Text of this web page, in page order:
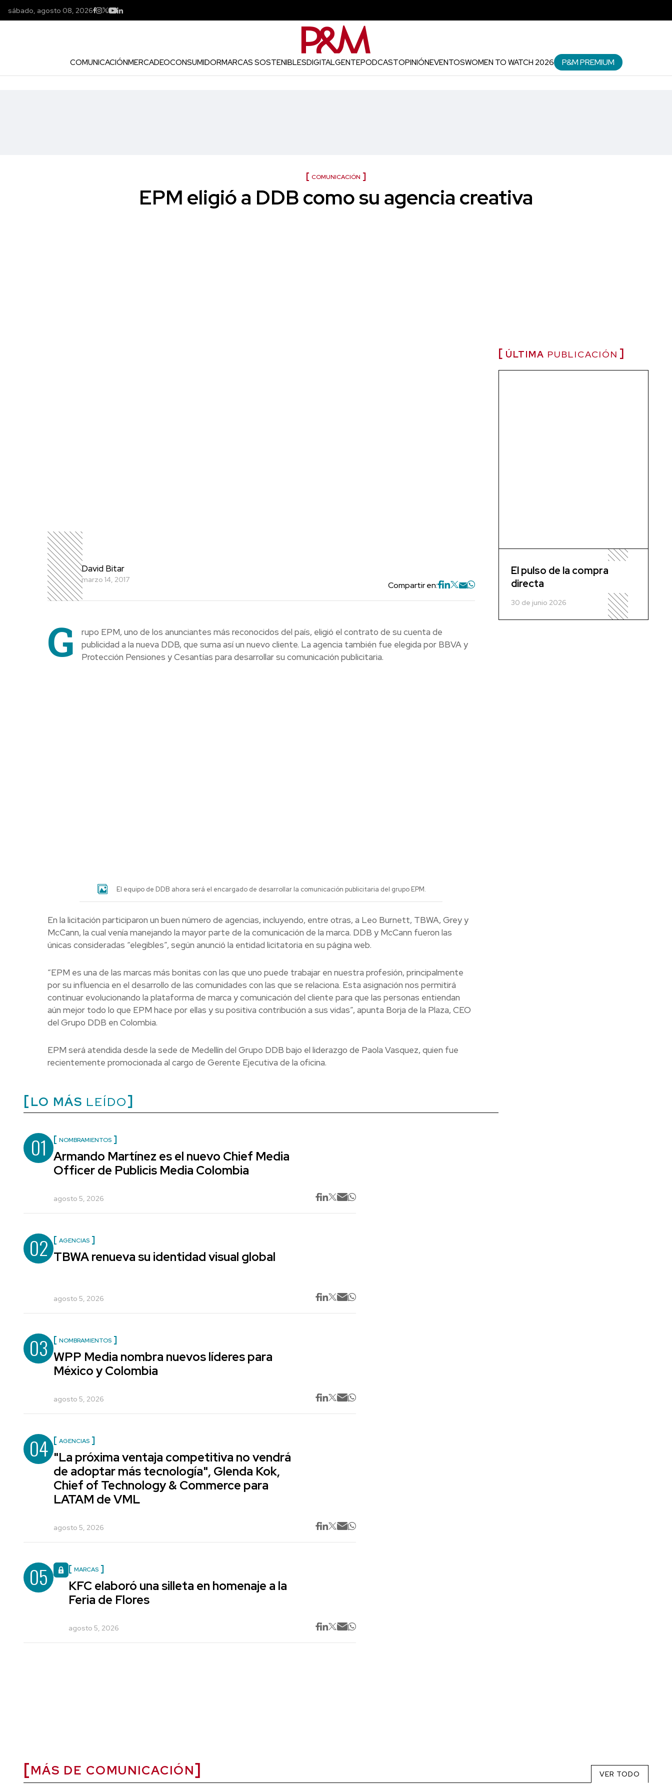
sábado, agosto 08, 2026
COMUNICACIÓNMERCADEOCONSUMIDORMARCAS SOSTENIBLESDIGITALGENTEPODCASTOPINIÓNEVENTOSWOMEN TO WATCH 2026 P&M PREMIUM
COMUNICACIÓN
EPM eligió a DDB como su agencia creativa
David Bitar
marzo 14, 2017
Compartir en:
G
rupo EPM, uno de los anunciantes más reconocidos del país, eligió el contrato de su cuenta de
publicidad a la nueva DDB, que suma así un nuevo cliente. La agencia también fue elegida por BBVA y
Protección Pensiones y Cesantías para desarrollar su comunicación publicitaria.
El equipo de DDB ahora será el encargado de desarrollar la comunicación publicitaria del grupo EPM.
En la licitación participaron un buen número de agencias, incluyendo, entre otras, a Leo Burnett, TBWA, Grey y
McCann, la cual venía manejando la mayor parte de la comunicación de la marca. DDB y McCann fueron las
únicas consideradas “elegibles”, según anunció la entidad licitatoria en su página web.
“EPM es una de las marcas más bonitas con las que uno puede trabajar en nuestra profesión, principalmente
por su influencia en el desarrollo de las comunidades con las que se relaciona. Esta asignación nos permitirá
continuar evolucionando la plataforma de marca y comunicación del cliente para que las personas entiendan
aún mejor todo lo que EPM hace por ellas y su positiva contribución a sus vidas”, apunta Borja de la Plaza, CEO
del Grupo DDB en Colombia.
EPM será atendida desde la sede de Medellín del Grupo DDB bajo el liderazgo de Paola Vasquez, quien fue
recientemente promocionada al cargo de Gerente Ejecutiva de la oficina.
LO MÁS LEÍDO
01 NOMBRAMIENTOS
Armando Martínez es el nuevo Chief Media
Officer de Publicis Media Colombia
agosto 5, 2026
02 AGENCIAS
TBWA renueva su identidad visual global
agosto 5, 2026
03 NOMBRAMIENTOS
WPP Media nombra nuevos líderes para
México y Colombia
agosto 5, 2026
04 AGENCIAS
"La próxima ventaja competitiva no vendrá
de adoptar más tecnología", Glenda Kok,
Chief of Technology & Commerce para
LATAM de VML
agosto 5, 2026
05 MARCAS
KFC elaboró una silleta en homenaje a la
Feria de Flores
agosto 5, 2026
ÚLTIMA PUBLICACIÓN
El pulso de la compra
directa
30 de junio 2026
MÁS DE COMUNICACIÓN VER TODO